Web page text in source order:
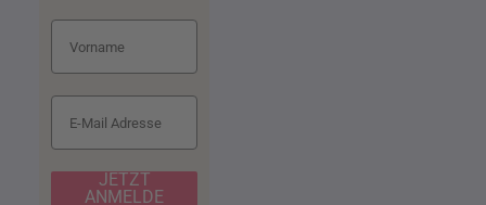
JETZT
ANMELDE